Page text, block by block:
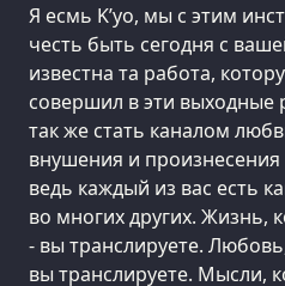
Я есмь K’уо, мы с этим
честь быть сегодня с
известна та работа,
совершил в эти выходные
так же стать каналом
внушения и произнесения
ведь каждый из вас есть
во многих других. Жизнь,
- вы транслируете.
вы транслируете. Мысли,